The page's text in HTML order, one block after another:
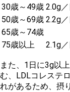
30歳～49歳 2.0g／
50歳～69歳 2.2g／
65歳～74歳
75歳以上
2.1g／
また、1日に3g以
む、LDLコレステ
れがあるため、摂